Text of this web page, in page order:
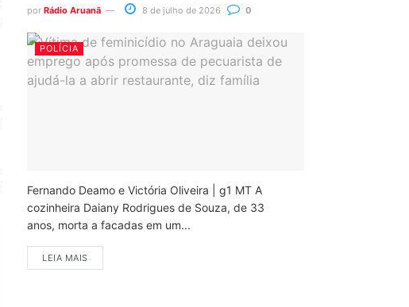
por Rádio Aruanã 8 de julho de 2026 0
POLÍCIA
Fernando Deamo e Victória Oliveira | g1 MT A
cozinheira Daiany Rodrigues de Souza, de 33
anos, morta a facadas em um...
LEIA MAIS